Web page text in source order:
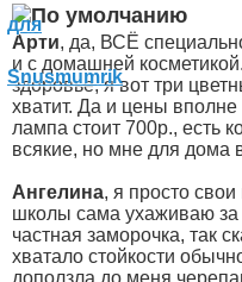
Арти, да, ВСЁ
и с домашней
здоровье, я вот три
хватит. Да и цены
лампа стоит 700р., есть
всякие, но мне для дома
Ангелина, я просто
школы сама ухаживаю
частная заморочка, так
хватало стойкости